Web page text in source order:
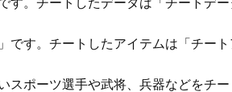
す。チートしたデータは「チートデー
です。チートしたアイテムは「チート
スポーツ選手や武将、兵器などをチ